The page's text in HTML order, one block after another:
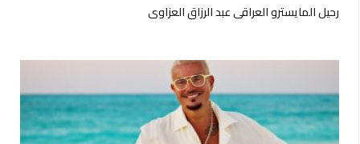
رحيل المايسترو العراقي عبد الرزاق العزاوي